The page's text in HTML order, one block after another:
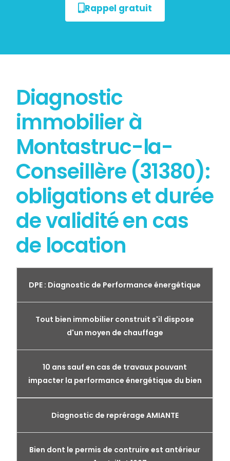
Rappel gratuit
Diagnostic
immobilier à
Montastruc-la-
Conseillère (31380):
obligations et durée
de validité en cas
de location
DPE : Diagnostic de Performance énergétique
Tout bien immobilier construit s'il dispose
d'un moyen de chauffage
10 ans sauf en cas de travaux pouvant
impacter la performance énergétique du bien
Diagnostic de reprérage AMIANTE
Bien dont le permis de contruire est antérieur